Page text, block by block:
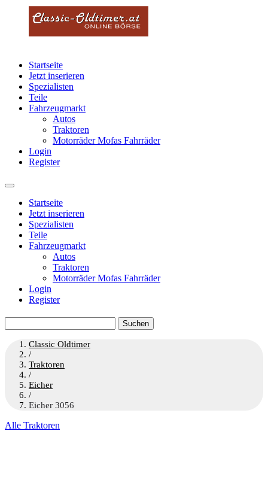
Startseite
Jetzt inserieren
Spezialisten
Teile
Fahrzeugmarkt
Autos
Traktoren
Motorräder Mofas Fahrräder
Login
Register
Startseite
Jetzt inserieren
Spezialisten
Teile
Fahrzeugmarkt
Autos
Traktoren
Motorräder Mofas Fahrräder
Login
Register
nach:
Classic Oldtimer
/
Traktoren
/
Eicher
/
Eicher 3056
Alle Traktoren